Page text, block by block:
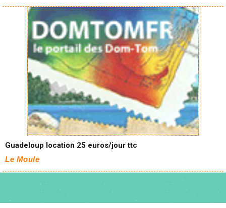
Guadeloup location 25 euros/jour ttc
Le Moule